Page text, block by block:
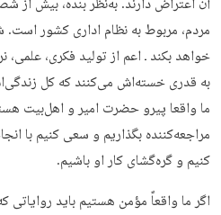
آن اعتراض دارند. به‌نظر بنده، بیش از
خواهد بکند ـ اعم از تولید فکری، علمی،
به قدری خسته­‌اش می­‌کنند که کل
ما واقعا پیرو حضرت امیر و اهل‌­بیت
مراجعه‌کننده بگذاریم و سعی کنیم با
کنیم و گره‌گشای کار او باشیم.
اگر ما واقعاً مؤمن هستیم باید روایاتی